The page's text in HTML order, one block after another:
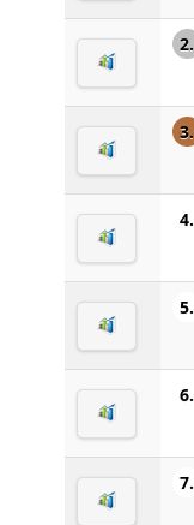
2.
3.
4.
5.
6.
7.